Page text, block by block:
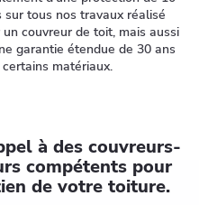
sur tous nos travaux réalisé
un couvreur de toit, mais aussi
garantie étendue de 30 ans
matériaux.
à des couvreurs-
compétents pour
de votre toiture.